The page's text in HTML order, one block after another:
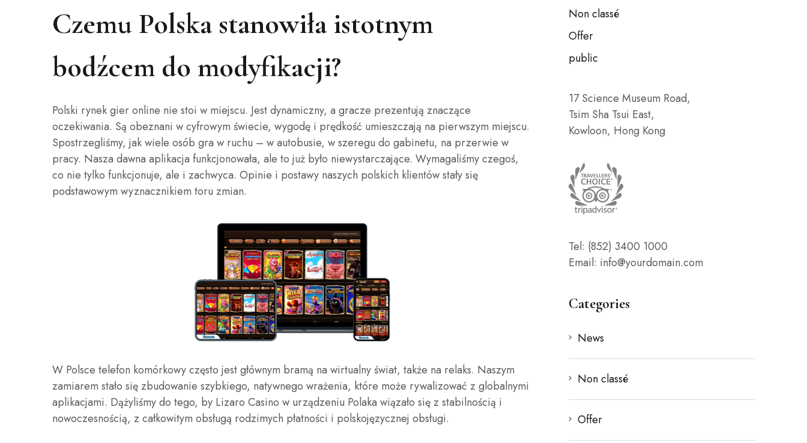
Czemu Polska stanowiła istotnym
bodźcem do modyfikacji?
Polski rynek gier online nie stoi w miejscu. Jest dynamiczny, a gracze prezentują znaczące
oczekiwania. Są obeznani w cyfrowym świecie, wygodę i prędkość umieszczają na pierwszym miejscu.
Spostrzegliśmy, jak wiele osób gra w ruchu – w autobusie, w szeregu do gabinetu, na przerwie w
pracy. Nasza dawna aplikacja funkcjonowała, ale to już było niewystarczające. Wymagaliśmy czegoś,
co nie tylko funkcjonuje, ale i zachwyca. Opinie i postawy naszych polskich klientów stały się
podstawowym wyznacznikiem toru zmian.
W Polsce telefon komórkowy często jest głównym bramą na wirtualny świat, także na relaks. Naszym
zamiarem stało się zbudowanie szybkiego, natywnego wrażenia, które może rywalizować z globalnymi
aplikacjami. Dążyliśmy do tego, by Lizaro Casino w urządzeniu Polaka wiązało się z stabilnością i
nowoczesnością, z całkowitym obsługą rodzimych płatności i polskojęzycznej obsługi.
Non classé
Offer
public
17 Science Museum Road,
Tsim Sha Tsui East,
Kowloon, Hong Kong
Tel: (852) 3400 1000
Email: info@yourdomain.com
Categories
News
Non classé
Offer